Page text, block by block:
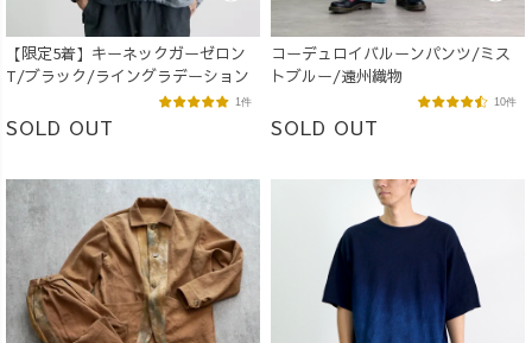
【限定5着】キーネックガーゼロン
T/ブラック/ライングラデーション
SOLD OUT
1件
コーデュロイバルーンパンツ/ミス
トブルー/遠州織物
SOLD OUT
10件